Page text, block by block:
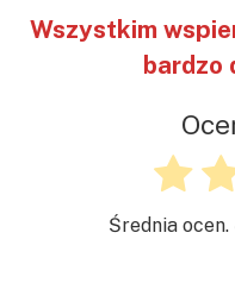
Wszystkim
bardzo
Średnia ocen.